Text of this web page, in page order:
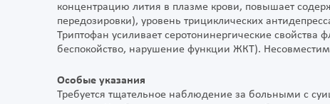
концентрацию лития в плазме крови, повышает
передозировки), уровень трициклических
Триптофан усиливает серотонинергические
беспокойство, нарушение функции ЖКТ).
Особые указания
Требуется тщательное наблюдение за больными с